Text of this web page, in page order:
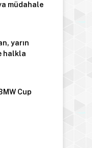
müdahale
yarın
halkla
Cup